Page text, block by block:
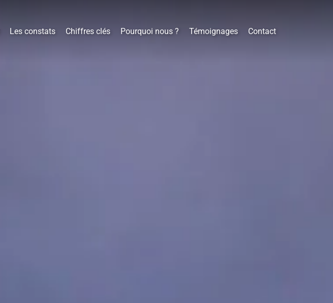
Les constats Chiffres clés Pourquoi nous ? Témoignages Contact